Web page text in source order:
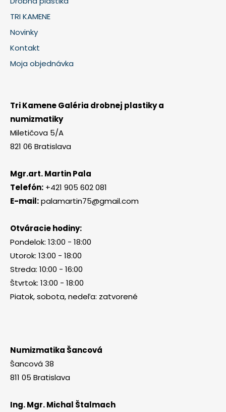
TRI KAMENE
Novinky
Kontakt
Moja objednávka
Tri Kamene Galéria drobnej plastiky a
numizmatiky
Miletičova 5/A
821 06 Bratislava
Mgr.art. Martin Pala
Telefón: +421 905 602 081
E-mail:palamartin75@gmail.com
Otváracie hodiny:
Pondelok: 13:00 - 18:00
Utorok: 13:00 - 18:00
Streda: 10:00 - 16:00
Štvrtok: 13:00 - 18:00
Piatok, sobota, nedeľa: zatvorené
Numizmatika Šancová
Šancová 38
811 05 Bratislava
Ing. Mgr. Michal Štalmach